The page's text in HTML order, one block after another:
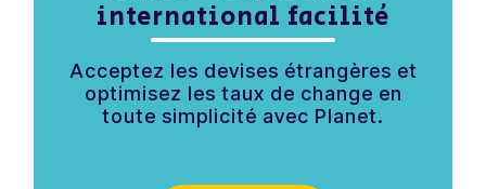
international facilité
Acceptez les devises étrangères et
optimisez les taux de change en
toute simplicité avec Planet.